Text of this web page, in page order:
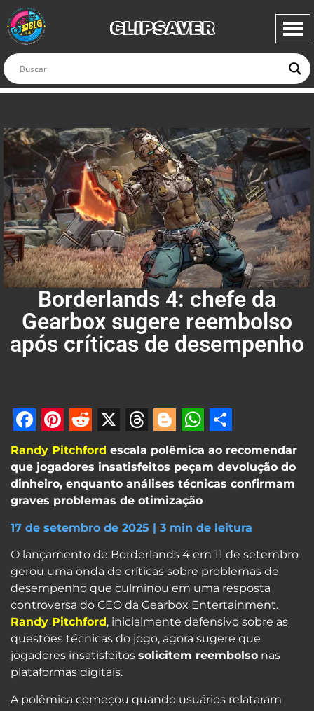
CLIPSAVER
Borderlands 4: chefe da
Gearbox sugere reembolso
após críticas de desempenho
Facebook
Pinterest
Reddit
X Threads
Blogger
WhatsApp
Share
Randy Pitchford escala polêmica ao recomendar
que jogadores insatisfeitos peçam devolução do
dinheiro, enquanto análises técnicas confirmam
graves problemas de otimização
17 de setembro de 2025 | 3 min de leitura
O lançamento de Borderlands 4 em 11 de setembro
gerou uma onda de críticas sobre problemas de
desempenho que culminou em uma resposta
controversa do CEO da Gearbox Entertainment.
Randy Pitchford, inicialmente defensivo sobre as
questões técnicas do jogo, agora sugere que
jogadores insatisfeitos solicitem reembolso nas
plataformas digitais.
A polêmica começou quando usuários relataram